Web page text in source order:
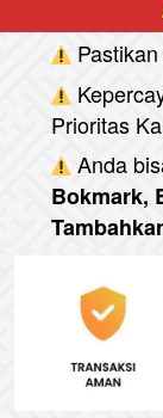
Prioritas
Anda
Bokmark,